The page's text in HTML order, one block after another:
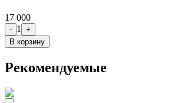
17 000
- 1
+
В корзину
Рекомендуемые